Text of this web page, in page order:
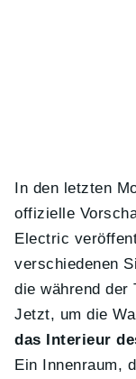
In den letzten
offizielle
Electric
verschiedenen
die während der
Jetzt, um die
das Interieur
Ein Innenraum,